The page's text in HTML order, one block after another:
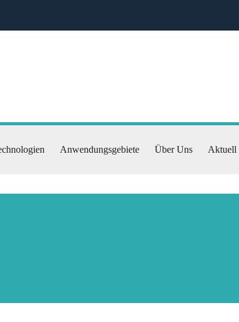
Anwendungsgebiete Über Uns Aktuell